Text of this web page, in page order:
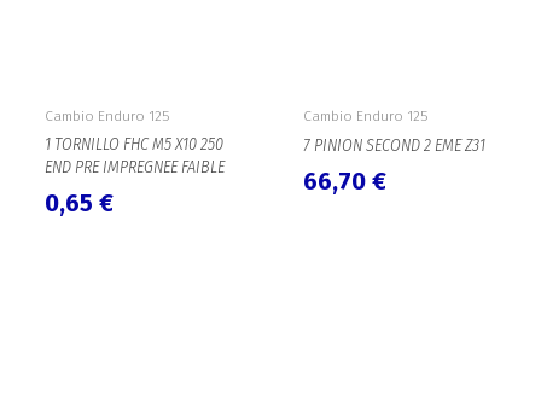
Cambio Enduro 125
1 TORNILLO FHC M5 X10 250
END PRE IMPREGNEE FAIBLE
0,65 €
Cambio Enduro 125
7 PINION SECOND 2 EME Z31
66,70 €